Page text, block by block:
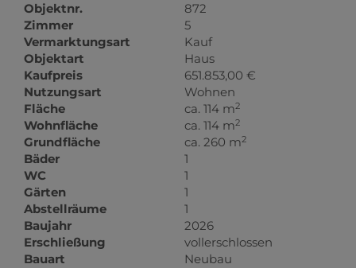
Objektnr.
872
Zimmer
5
Vermarktungsart
Kauf
Objektart
Haus
Kaufpreis
651.853,00 €
Nutzungsart
Wohnen
Fläche
ca. 114 m2
Wohnfläche ca. 114 m2
Grundfläche ca. 260 m2
Bäder
1
WC
1
Gärten
1
Abstellräume
1
Baujahr
2026
Erschließung
vollerschlossen
Bauart
Neubau